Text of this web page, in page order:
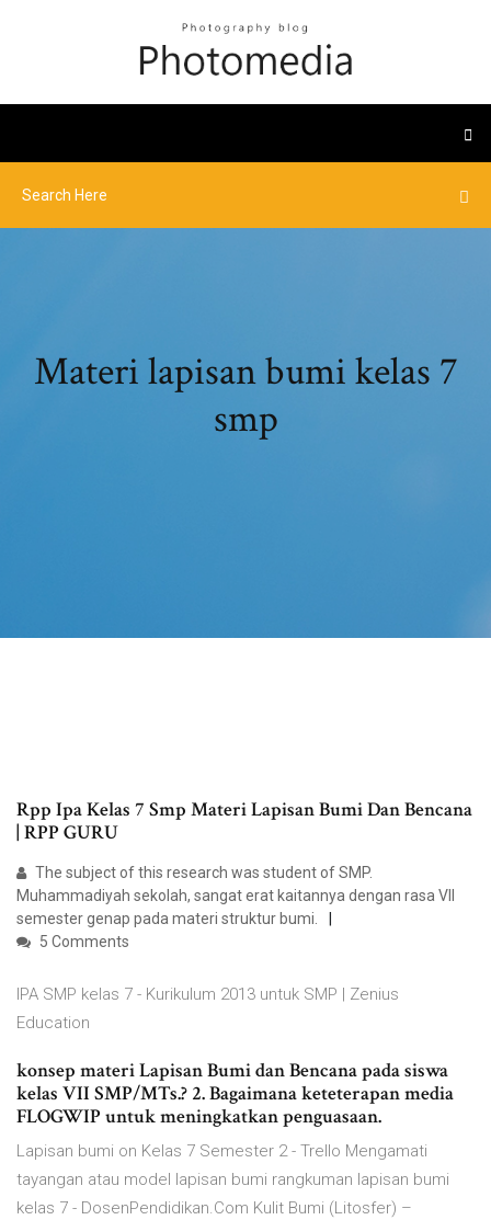
Materi lapisan bumi kelas 7
smp
Rpp Ipa Kelas 7 Smp Materi Lapisan Bumi Dan Bencana
| RPP GURU
The subject of this research was student of SMP.
Muhammadiyah sekolah, sangat erat kaitannya dengan rasa VII
semester genap pada materi struktur bumi.
5 Comments
IPA SMP kelas 7 - Kurikulum 2013 untuk SMP | Zenius
Education
konsep materi Lapisan Bumi dan Bencana pada siswa
kelas VII SMP/MTs.? 2. Bagaimana keteterapan media
FLOGWIP untuk meningkatkan penguasaan.
Lapisan bumi on Kelas 7 Semester 2 - Trello Mengamati
tayangan atau model lapisan bumi rangkuman lapisan bumi
kelas 7 - DosenPendidikan.Com Kulit Bumi (Litosfer) –